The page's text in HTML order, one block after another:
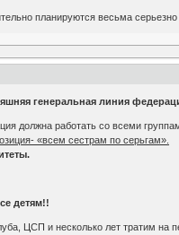
планируются весьма
генеральная линия
должна работать со всеми
«всем сестрам по серьгам».
детям!!
ЦСП и несколько лет тратим на